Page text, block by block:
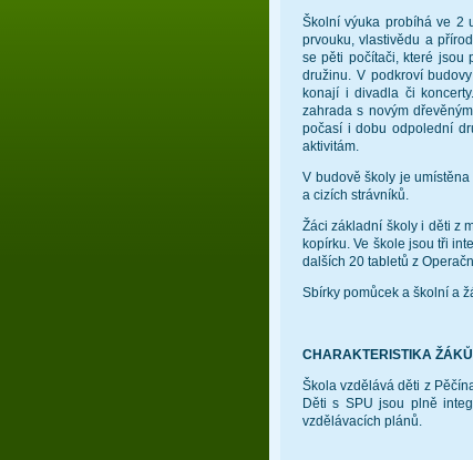
Školní výuka probíhá ve 2
prvouku, vlastivědu a
se pěti počítači, které jsou
družinu. V podkroví
konají i divadla či
zahrada s novým
počasí i dobu odpolední
aktivitám.
V budově školy je
a cizích strávníků.
Žáci základní školy i děti z
kopírku. Ve škole jsou tři
dalších 20 tabletů z
Sbírky pomůcek a školní a
CHARAKTERISTIKA ŽÁKŮ
Škola vzdělává děti z
Děti s SPU jsou plně
vzdělávacích plánů.